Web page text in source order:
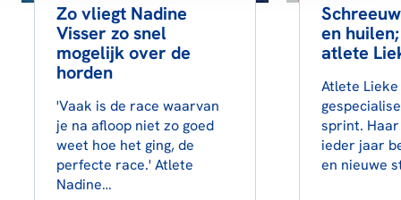
Zo vliegt Nadine
Visser zo snel
mogelijk over de
horden
'Vaak is de race waarvan
je na afloop niet zo goed
weet hoe het ging, de
perfecte race.' Atlete
Nadine…
en
atlete
Atlete
sprint.
ieder jaar
en nieuwe